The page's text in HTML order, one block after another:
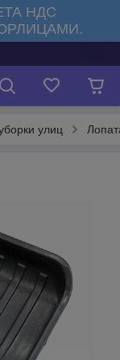
НДС
улиц